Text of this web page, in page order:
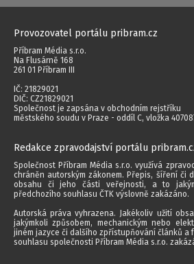
Provozovatel portálu pribram.cz
Příbram Média s.r.o.
Na Flusárně 168
261 01 Příbram III
IČ: 21829021
DIČ: CZ21829021
Společnost je zapsána v obchodním rejstříku
městského soudu v Praze - oddíl C, vložka
Redakce zpravodajství portálu
Společnost Příbram Média s.r.o. využívá
chráněn autorským zákonem. Přepis, šíření či
obsahu či jeho části veřejnosti, a to
předchozího souhlasu ČTK výslovně zakázáno.
Autorská práva vyhrazena. Jakékoliv užití
jakýmkoli způsobem, mechanickým nebo
jiném jazyce či dalšího zpřístupňování článků a
souhlasu společnosti Příbram Média s.r.o.